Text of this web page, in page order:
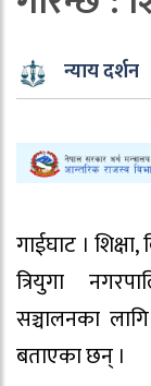
न्याय दर्शन
गाईघाट ।
त्रियुगा
सञ्चालनका
बताएका छन् ।